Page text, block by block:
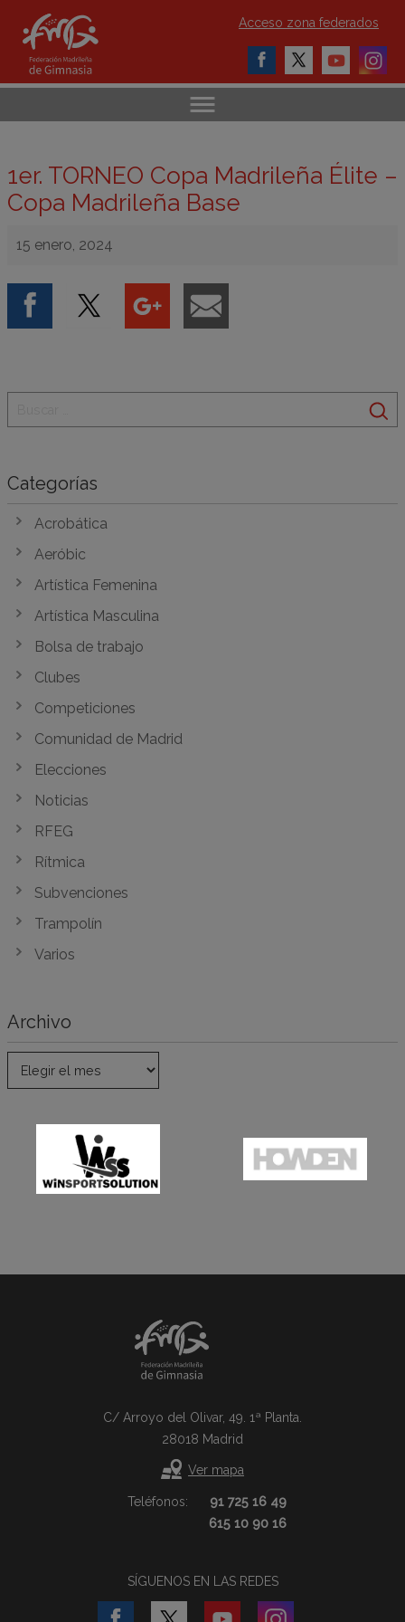
Acceso zona federados
1er. TORNEO Copa Madrileña Élite –
Copa Madrileña Base
15 enero, 2024
Categorías
Acrobática
Aeróbic
Artística Femenina
Artística Masculina
Bolsa de trabajo
Clubes
Competiciones
Comunidad de Madrid
Elecciones
Noticias
RFEG
Rítmica
Subvenciones
Trampolín
Varios
Archivo
C/ Arroyo del Olivar, 49. 1ª Planta.
28018 Madrid
Ver mapa
Teléfonos:
91 725 16 49
615 10 90 16
SÍGUENOS EN LAS REDES